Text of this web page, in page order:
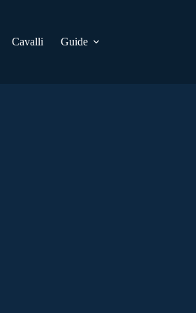
Cavalli Guide